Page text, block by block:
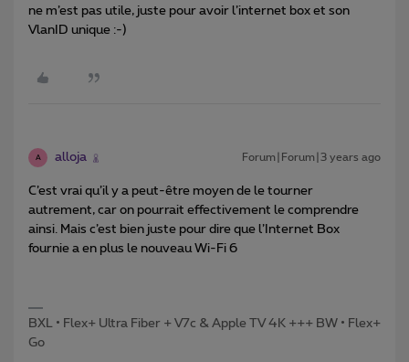
ne m’est pas utile, juste pour avoir l’internet box et son
VlanID unique :-)
A alloja Forum|Forum|3 years ago
C’est vrai qu’il y a peut-être moyen de le tourner
autrement, car on pourrait effectivement le comprendre
ainsi. Mais c’est bien juste pour dire que l’Internet Box
fournie a en plus le nouveau Wi-Fi 6
BXL • Flex+ Ultra Fiber + V7c & Apple TV 4K +++ BW • Flex+
Go